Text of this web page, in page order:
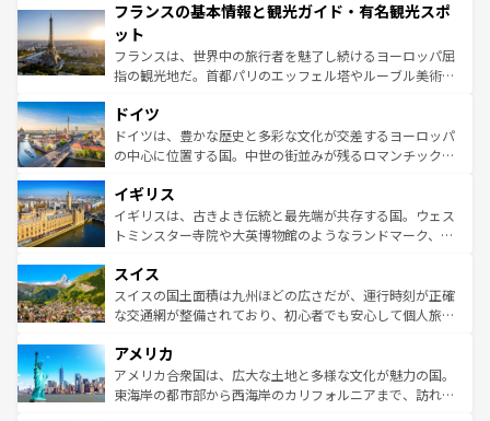
ませてくれるイタリアで、忘れられない旅をしてみよう！
なお、新着のイタリア情報は
しい。
文化が根付くこの国では、情熱的なフラメンコ、熱気あふ
れる闘牛、そして美味しいタパスが生活の一部となってい
る。首都マドリードの洗練された雰囲気や、バルセロナの
アートに溢れた街角から、地方では古代ローマ遺跡や中世
せる。地方によって風土や気候が異なるスペインはその個
性で訪れる人を魅了する。 なお、新着のスペイン情報は コ
ンテンツ一覧を参照してほしい。
フランスの基本情報と観光ガイド・有名観光スポ
ット
フランスは、世界中の旅行者を魅了し続けるヨーロッパ屈
指の観光地だ。首都パリのエッフェル塔やルーブル美術館
で、幅広い魅力が詰まっている。華麗な宮殿、歴史的な大
聖堂、美しいビーチ、そして豊かな自然が、訪れる者を心
から魅了する。また、フランスは美食の国としても知ら
いる。シャンパンの発祥地であるランス、プロヴァンスの
香り高いラベンダー畑など、多彩な楽しみ方が可能だ。さ
らに、パリ以外の地域にも魅力が溢れており、どの街角に
れる地方に足を運ぶとそれぞれで全く異なる文化を体験で
きるだろう。 なお、新着のフランス情報はコンテンツ一覧
を参照してほしい。
ドイツ
ドイツは、豊かな歴史と多彩な文化が交差するヨーロッパ
の中心に位置する国。中世の街並みが残るロマンチック街
顔を持つこの国は、どこを歩いても飽きることがない。ベ
ルリンの文化的活気、バイエルン州のアルプスの絶景、そ
してライン川沿いのワイン畑といった風景は必見。ビール
は、お酒好きな人にはぜひ体験してほしい。 なお、新着の
ドイツ情報はコンテンツ一覧を参照してほしい。
イギリス
イギリスは、古きよき伝統と最先端が共存する国。ウェス
トミンスター寺院や大英博物館のようなランドマーク、歴
リアごとに異なる魅力がある。また、優雅なアフタヌーン
ティー、ビール好きにはたまらない英国パブ、サッカー観
戦など、本場だからこそできる体験も豊富。イギリスを旅
ンツ一覧を参照してほしい。
スイス
スイスの国土面積は九州ほどの広さだが、運行時刻が正確
な交通網が整備されており、初心者でも安心して個人旅行
の建物がそのまま残る町や、スイスならではのユニークな
博物館もあり、アルプス観光だけでなく町歩きも満喫する
ことができる。国民の所得が高いため物価も高いが、旅行
アメリカ
アメリカ合衆国は、広大な土地と多様な文化が魅力の国。
東海岸の都市部から西海岸のカリフォルニアまで、訪れる